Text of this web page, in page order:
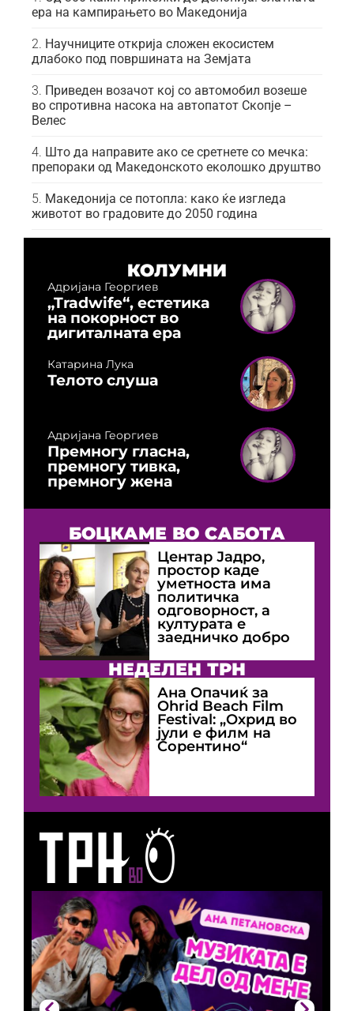
ера на кампирањето во Македонија
Научниците открија сложен екосистем
длабоко под површината на Земјата
Приведен возачот кој со автомобил возеше
во спротивна насока на автопатот Скопје –
Велес
Што да направите ако се сретнете со мечка:
препораки од Македонското еколошко друштво
Македонија се потопла: како ќе изгледа
животот во градовите до 2050 година
КОЛУМНИ
Адријана Георгиев
„Tradwife“, естетика
на покорност во
дигиталната ера
Катарина Лука
Телото слуша
Адријана Георгиев
Премногу гласна,
премногу тивка,
премногу жена
БОЦКАМЕ ВО САБОТА
Центар Јадро,
простор каде
уметноста има
политичка
одговорност, а
културата е
заедничко добро
НЕДЕЛЕН ТРН
Ана Опачиќ за
Оhrid Beach Film
Festival: „Охрид во
јули е филм на
Сорентино“